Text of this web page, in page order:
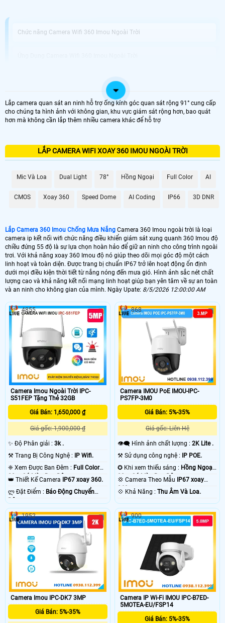
Chức năng Camera Wifi 360 Imou Ngoài Trời
Thương Hiệu Camera 360 Imou Ngoài Trời Tốt
Công ty Camera An Thành Phát Lắp Camera 360 Imou Ngoài Trời uy
Tín
hảo cho hệ thống giám sát ngoại trời như công trình vườn cây trang trại chăn
nuôi. Với khả năng chống chịu mưa nắng và thiết kế chắc chắn camera này sẽ
Với khả năng xoay 360 Imou độ dễ dàng trên điện thoại bạn có thể dễ dàng
hoặc máy tính. Công nghệ IP mang lại sự tin cậy cao với hình ảnh rõ nét và
chất lượng video HD.
Lắp camera quan sát an ninh hỗ trợ ống kính góc quan sát rộng 91° cung cấp
cho chúng ta hình ảnh với không gian, khu vực giám sát rộng hơn, bao quát
hơn mà không cần lắp thêm nhiều camera khác để hỗ trợ
LẮP CAMERA WIFI XOAY 360 IMOU NGOÀI TRỜI
Mic Và Loa Dual Light 78° Hồng Ngoại Full Color AI
CMOS Xoay 360 Speed Dome AI Coding IP66 3D DNR
Lắp Camera 360 Imou Chống Mưa Nắng Camera 360 Imou ngoài trời là loại
camera ip kết nối wifi chức năng điều khiển giám sát xung quanh 360 Imou độ
chiều đứng 55 độ là sự lựa chọn hoàn hảo để giữ an ninh cho công trình ngoài
trơi. Với khả năng xoay 360 Imou độ nó giúp theo dõi mọi góc độ một cách
linh hoạt và toàn diện. Được trang bị chuẩn IP67 trở lên hoạt động ổn định
dưới mọi điều kiện thời tiết từ nắng nóng đến mưa gió. Hình ảnh sắc nét chất
lượng cao và khả năng kết nối mạng linh hoạt giúp bạn yên tâm về sự an toàn
và an ninh cho không gian của mình. Ngày Upate: 8/5/2026 12:00:00 AM
Camera Imou Ngoài Trời IPC-
S51FEP Tặng Thẻ 32GB
Giá Bán: 1,650,000 ₫
Giá gốc: 1,900,000 ₫
✨ Độ Phân giải : 3k .
⚒ Trang Bị Công Nghệ :
IP Wifi.
❈ Xem Được Ban Đêm : Full Color
20m Có Màu Ban Ðêm.
👑 Thiết Kế Camera
IP67 xoay 360.
️ლ Đặt Điểm : Báo Động Chuyển
4855
Camera IMOU PoE IMOU-IPC-
PS7FP-3M0
Giá Bán: 5%-35%
Giá gốc: Liên Hệ
👁️‍🗨 Hình ảnh chất lượng :2K Lite .
⚒ Sử dụng công nghệ :
IP POE.
✪ Khi xem thiếu sáng : Hồng Ngoại
30m Có Màu Ban Ðêm.
💢 Camera Theo Mẫu
IP67 xoay
360.
️💠 Khả Năng :Thu Âm Và Loa.
868
Camera Imou IPC-DK7 3MP
Giá Bán: 5%-35%
1952
Camera IP Wi-Fi IMOU IPC-B7ED-
5MOTEA-EU/FSP14
Giá Bán: 5%-35%
900